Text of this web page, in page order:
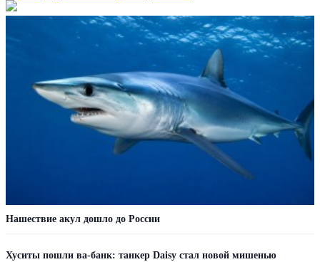
Нашествие акул дошло до России
Хуситы пошли ва-банк: танкер Daisy стал новой мишенью